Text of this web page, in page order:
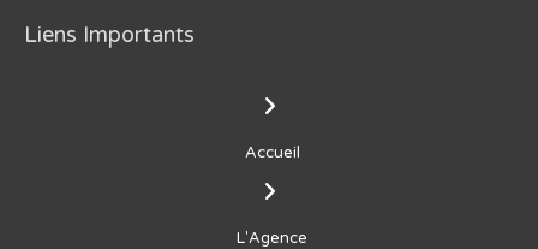
Liens Importants
Accueil
L'Agence